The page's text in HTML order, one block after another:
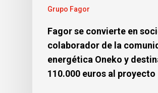
Grupo Fagor
Fagor se convierte en
colaborador de la
energética Oneko y
110.000 euros al proyecto